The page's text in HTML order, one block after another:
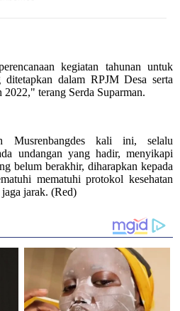
kegiatan tahunan untuk
dalam RPJM Desa serta
2022," terang Serda Suparman.
Musrenbangdes kali ini, selalu
undangan yang hadir, menyikapi
belum berakhir, diharapkan kepada
mematuhi protokol kesehatan
jarak. (Red)